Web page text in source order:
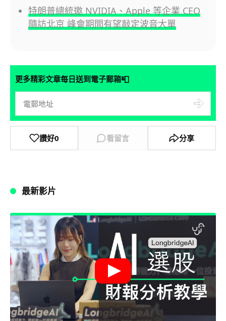
特朗普總統邀 NVIDIA、Apple 等企業 CEO
隨訪北京 峰會期間有望敲定波音大單
更多精彩文章每日送到電子郵箱📮
讚好0 看留言 分享
最新影片